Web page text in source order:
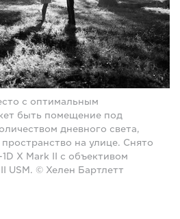
с оптимальным
быть помещение под
дневного света,
на улице. Снято
X Mark II с объективом
USM. © Хелен Бартлетт